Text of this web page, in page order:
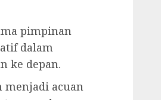
pimpinan
dalam
ke depan.
menjadi acuan